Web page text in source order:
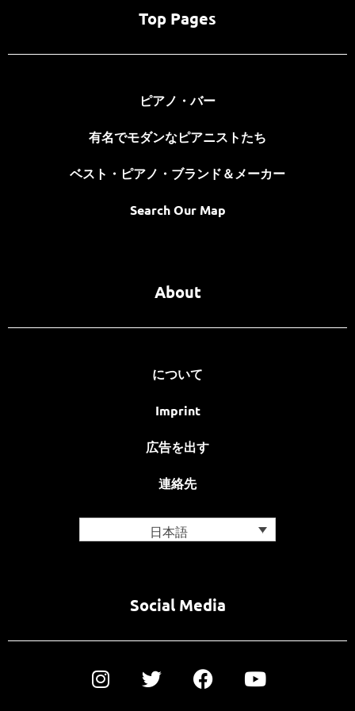
Top Pages
ピアノ・バー
有名でモダンなピアニストたち
ベスト・ピアノ・ブランド＆メーカー
Search Our Map
About
について
Imprint
広告を出す
連絡先
日本語
Social Media